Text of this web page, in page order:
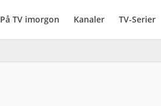
På TV imorgon Kanaler TV-Serier